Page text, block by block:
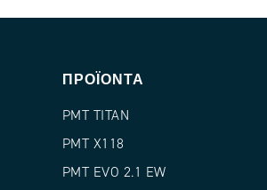
ΠΡΟΪΌΝΤΑ
PMT TITAN
PMT X118
PMT EVO 2.1 EW